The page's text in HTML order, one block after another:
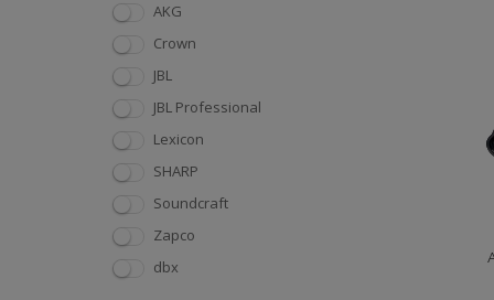
AKG
Crown
JBL
JBL Professional
Lexicon
SHARP
Soundcraft
Zapco
dbx